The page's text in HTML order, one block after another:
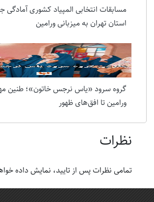
مسابقات انتخابی المپیاد کشوری آمادگی
استان تهران به میزبانی ورامین
گروه سرود «یاس نرجس خاتون»؛ طنین
ورامین تا افق‌های ظهور
نظرات
تمامی نظرات پس از تایید، نمایش داده